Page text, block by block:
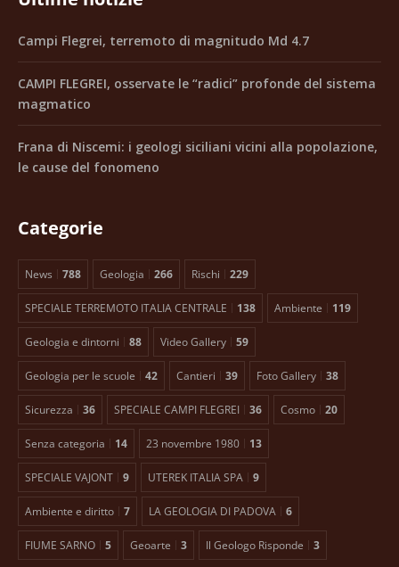
Campi Flegrei, terremoto di magnitudo Md 4.7
CAMPI FLEGREI, osservate le “radici” profonde del sistema
magmatico
Frana di Niscemi: i geologi siciliani vicini alla popolazione,
le cause del fonomeno
Categorie
News 788 Geologia 266 Rischi 229
SPECIALE TERREMOTO ITALIA CENTRALE 138 Ambiente 119
Geologia e dintorni 88 Video Gallery 59
Geologia per le scuole 42 Cantieri 39 Foto Gallery 38
Sicurezza 36 SPECIALE CAMPI FLEGREI 36 Cosmo 20
Senza categoria 14 23 novembre 1980 13
SPECIALE VAJONT 9 UTEREK ITALIA SPA 9
Ambiente e diritto 7 LA GEOLOGIA DI PADOVA 6
FIUME SARNO 5 Geoarte 3 Il Geologo Risponde 3